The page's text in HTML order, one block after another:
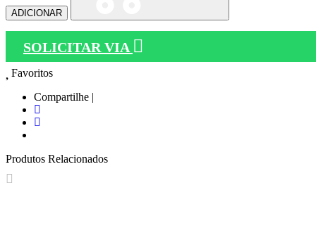
ADICIONAR
SOLICITAR VIA
Favoritos
Compartilhe |
Produtos Relacionados